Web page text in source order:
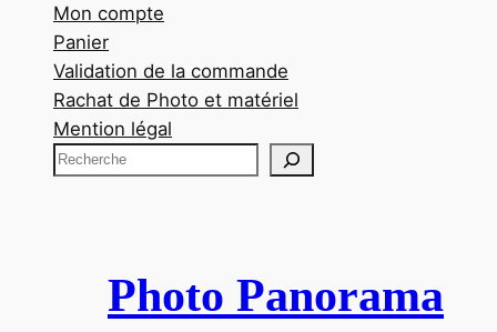
Mon compte
Panier
Validation de la commande
Rachat de Photo et matériel
Mention légal
R
Photo Panorama